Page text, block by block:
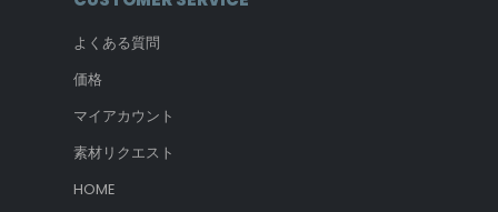
よくある質問
価格
マイアカウント
素材リクエスト
HOME